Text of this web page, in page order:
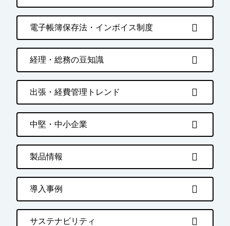
電子帳簿保存法・インボイス制度
経理・総務の豆知識
出張・経費管理トレンド
中堅・中小企業
製品情報
導入事例
サステナビリティ